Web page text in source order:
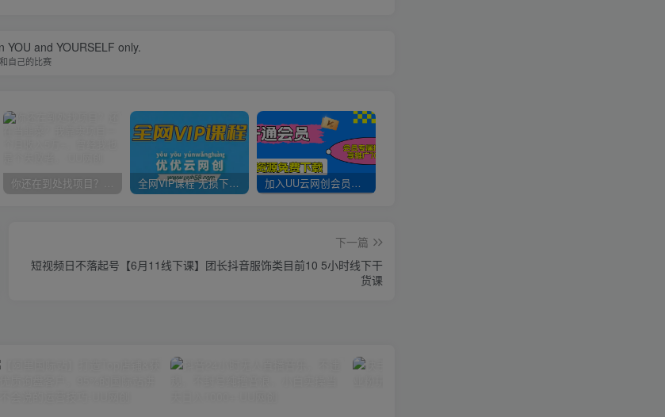
YOU and YOURSELF only.
自己的比赛
你还在到处找项目？还在当韭菜？我靠卖项目一个月收入5万+，曾经我也是个失败者。 全网VIP课程 无损下载~ 加入UU云网创会员，全站资源免费学习。
下一篇
短视频日不落起号【6月11线下课】团长抖音服饰类目前10 5小时线下干
货课